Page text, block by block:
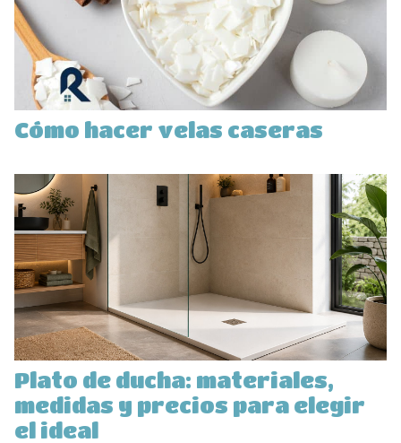
Cómo hacer velas caseras
Plato de ducha: materiales,
medidas y precios para elegir
el ideal